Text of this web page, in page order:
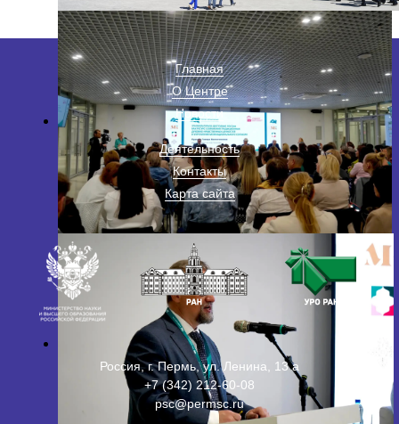
Главная
О Центре
Новости
Деятельность
Контакты
Карта сайта
Россия, г. Пермь, ул. Ленина, 13 а
+7 (342) 212-60-08
psc@permsc.ru